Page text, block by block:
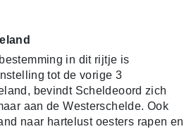
in dit rijtje is
tot de vorige 3
bevindt Scheldeoord zich
aan de Westerschelde. Ook
naar hartelust oesters rapen en